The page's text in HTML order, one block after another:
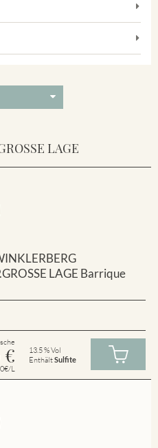
LAGE
LAGE Barrique
€
L
13.5 % Vol
EnthältSulfite